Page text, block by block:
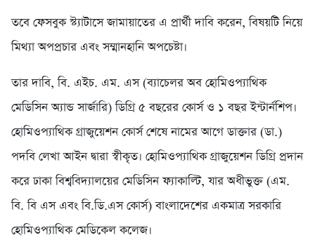
তবে ফেসবুক স্ট্যাটাসে জামায়াতের এ প্রার্থী দাবি করেন, বিষয়টি নিয়ে
মিথ্যা অপপ্রচার এবং সম্মানহানি অপচেষ্টা।
তার দাবি, বি. এইচ. এম. এস (ব্যাচেলর অব হোমিওপ্যাথিক
মেডিসিন অ্যান্ড সার্জারি) ডিগ্রি ৫ বছরের কোর্স ও ১ বছর ইন্টার্নশিপ।
হোমিওপ্যাথিক গ্রাজুয়েশন কোর্স শেষে নামের আগে ডাক্তার (ডা.)
পদবি লেখা আইন দ্বারা স্বীকৃত। হোমিওপ্যাথিক গ্রাজুয়েশন ডিগ্রি প্রদান
করে ঢাকা বিশ্ববিদ্যালয়ের মেডিসিন ফ্যাকাল্টি, যার অধীভুক্ত (এম.
বি. বি এস এবং বি.ডি.এস কোর্স) বাংলাদেশের একমাত্র সরকারি
হোমিওপ্যাথিক মেডিকেল কলেজ।